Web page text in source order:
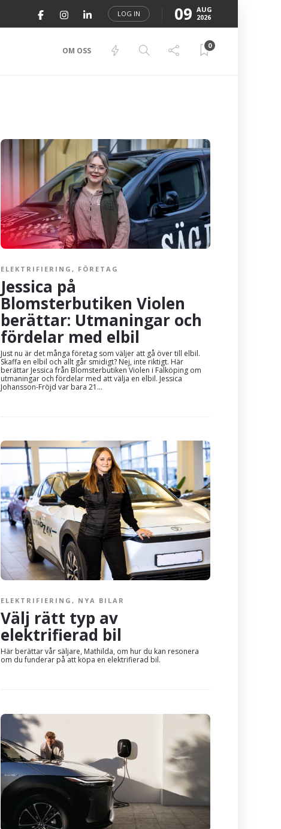
LOG IN 09 AUG
2026
OM OSS
0
ELEKTRIFIERING , FÖRETAG
Jessica på
Blomsterbutiken Violen
berättar: Utmaningar och
fördelar med elbil
Just nu är det många företag som väljer att gå över till elbil.
Skaffa en elbil och allt går smidigt? Nej, inte riktigt. Här
berättar Jessica från Blomsterbutiken Violen i Falköping om
utmaningar och fördelar med att välja en elbil. Jessica
Johansson-Fröjd var bara 21...
ELEKTRIFIERING , NYA BILAR
Välj rätt typ av
elektrifierad bil
Här berättar vår säljare, Mathilda, om hur du kan resonera
om du funderar på att köpa en elektrifierad bil.